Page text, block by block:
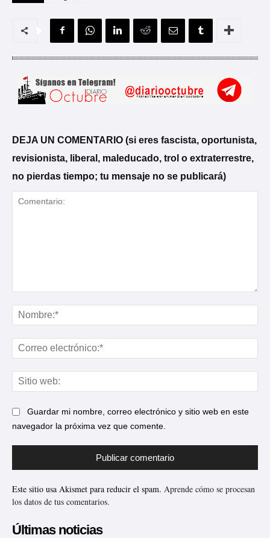
DEJA UN COMENTARIO (si eres fascista, oportunista,
revisionista, liberal, maleducado, trol o extraterrestre,
no pierdas tiempo; tu mensaje no se publicará)
Guardar mi nombre, correo electrónico y sitio web en este
navegador la próxima vez que comente.
Este sitio usa Akismet para reducir el spam. Aprende cómo se procesan
los datos de tus comentarios.
Últimas noticias